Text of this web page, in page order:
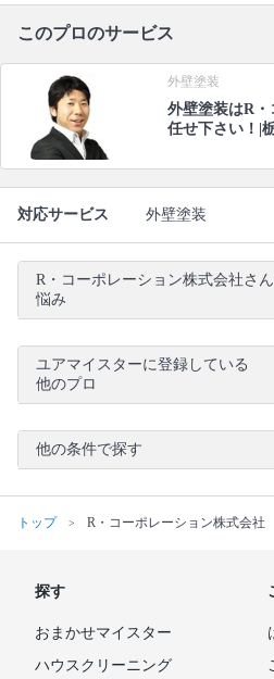
このプロのサービス
外壁塗装
外壁塗装はR
任せ下さい！|
対応サービス 外壁塗装
R・コーポレーション株式会社さ
悩み
ユアマイスターに登録している
他のプロ
他の条件で探す
トップ R・コーポレーション株式会社
探す
おまかせマイスター
ハウスクリーニング